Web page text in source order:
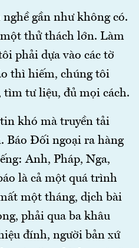
gần như không có.
thử thách lớn. Làm
phải dựa vào các tờ
thì hiếm, chúng tôi
tư liệu, đủ mọi cách.
khó mà truyền tải
Báo Đối ngoại ra hàng
Anh, Pháp, Nga,
là cả một quá trình
một tháng, dịch bài
phải qua ba khâu
đính, người bản xứ